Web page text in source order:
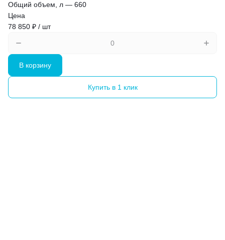
Общий объем, л — 660
Цена
78 850 ₽ / шт
В корзину
Купить в 1 клик